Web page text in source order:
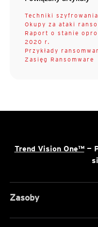
Techniki
Okupy za ataki
Raport o stanie
2020 r.
Przykłady
Zasięg Ransomware
Trend Vision One™—
Zasoby